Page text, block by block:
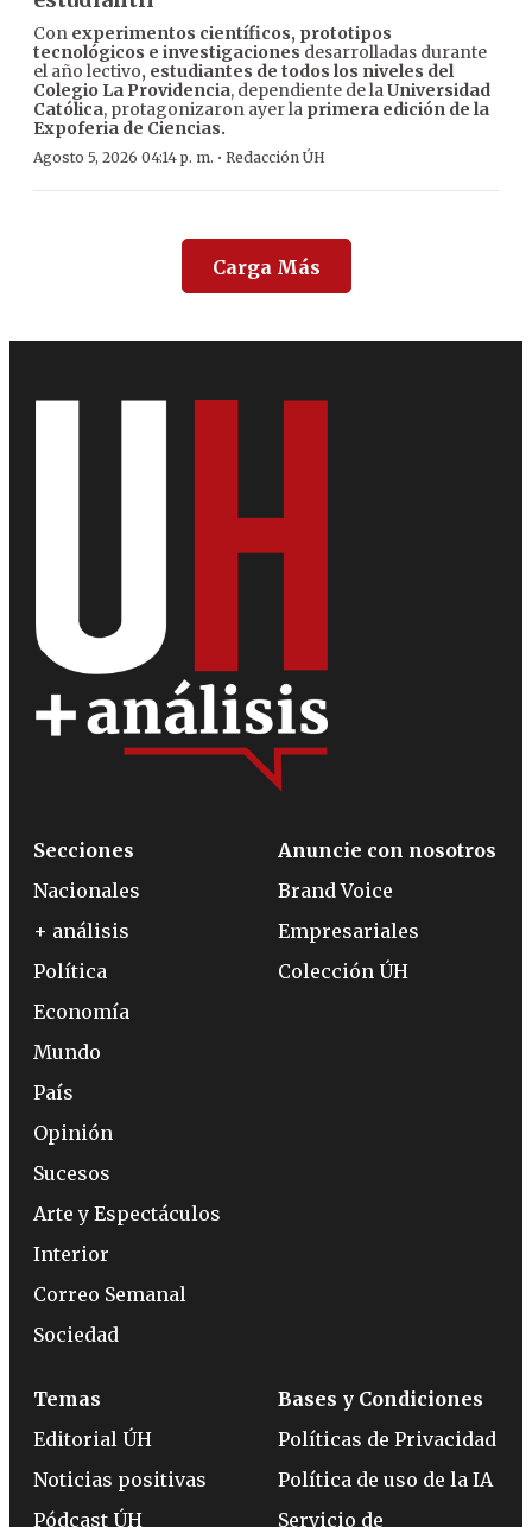
Con experimentos científicos, prototipos
tecnológicos e investigaciones desarrolladas durante
el año lectivo, estudiantes de todos los niveles del
Colegio La Providencia, dependiente de laUniversidad
Católica, protagonizaron ayer la primera edición de la
Expoferia de Ciencias.
Agosto 5, 2026 04:14 p. m. · Redacción ÚH
Carga Más
Secciones
Nacionales
+ análisis
Política
Economía
Mundo
País
Opinión
Sucesos
Arte y Espectáculos
Interior
Correo Semanal
Sociedad
Anuncie con nosotros
Brand Voice
Empresariales
Colección ÚH
Temas
Editorial ÚH
Noticias positivas
Pódcast ÚH
Bases y Condiciones
Políticas de Privacidad
Política de uso de la IA
Servicio de